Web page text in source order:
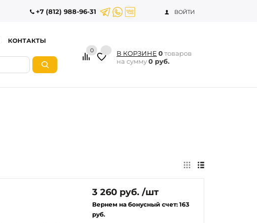
+7 (812) 988-96-31 ВОЙТИ
КОНТАКТЫ
0 В КОРЗИНЕ 0товаров
на сумму0 руб.
3 260 руб. /шт
Вернем на бонусный счет: 163
руб.